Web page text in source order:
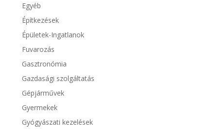
Egyéb
Építkezések
Épületek-Ingatlanok
Fuvarozás
Gasztronómia
Gazdasági szolgáltatás
Gépjárművek
Gyermekek
Gyógyászati kezelések